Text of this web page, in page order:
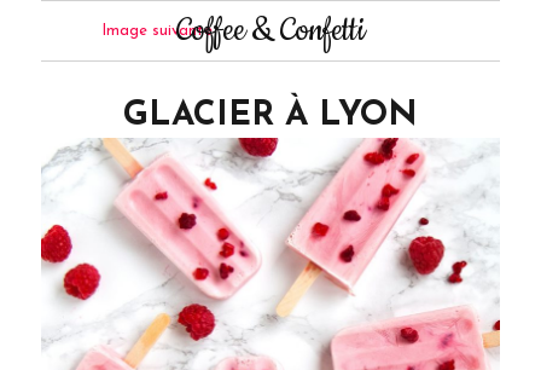
Coffee & Confetti
Image suivante
GLACIER À LYON